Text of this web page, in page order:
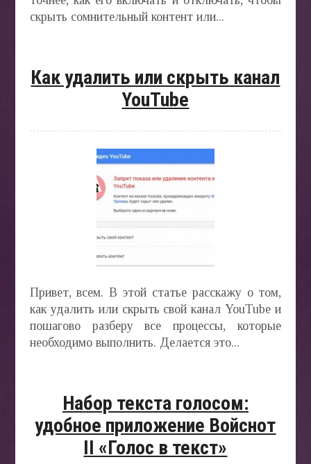
скрыть сомнительный контент или...
Как удалить или скрыть канал
YouTube
Привет, всем. В этой статье расскажу о том,
как удалить или скрыть свой канал YouTube и
пошагово разберу все процессы, которые
необходимо выполнить. Делается это...
Набор текста голосом:
удобное приложение Войснот
II «Голос в текст»